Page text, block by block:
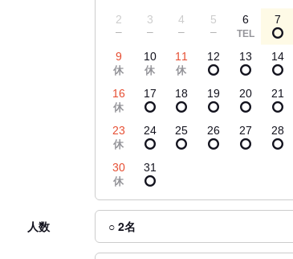
2 3 4 5 6 7
9 10 11 12 13 14
16 17 18 19 20 21
23 24 25 26 27 28
30 31
人数